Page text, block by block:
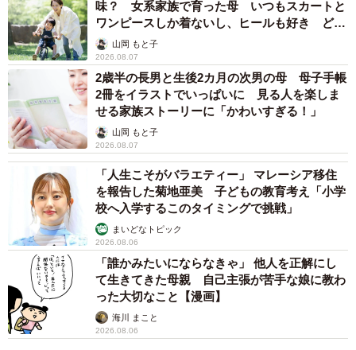
味？ 女系家族で育った母 いつもスカートと
ワンピースしか着ないし、ヒールも好き どの
へんが…
山岡 もと子
2026.08.07
2歳半の長男と生後2カ月の次男の母 母子手帳
2冊をイラストでいっぱいに 見る人を楽しま
せる家族ストーリーに「かわいすぎる！」
山岡 もと子
2026.08.07
「人生こそがバラエティー」 マレーシア移住
を報告した菊地亜美 子どもの教育考え「小学
校へ入学するこのタイミングで挑戦」
まいどなトピック
2026.08.06
「誰かみたいにならなきゃ」 他人を正解にし
て生きてきた母親 自己主張が苦手な娘に教わ
った大切なこと【漫画】
海川 まこと
2026.08.06